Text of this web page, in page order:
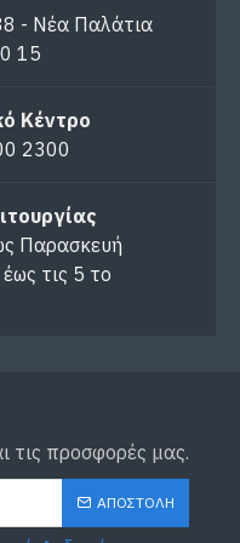
- Νέα Παλάτια
15
Κέντρο
2300
Παρασκευή
τις 5 το
τις προσφορές μας.
ΑΠΟΣΤΟΛΉ